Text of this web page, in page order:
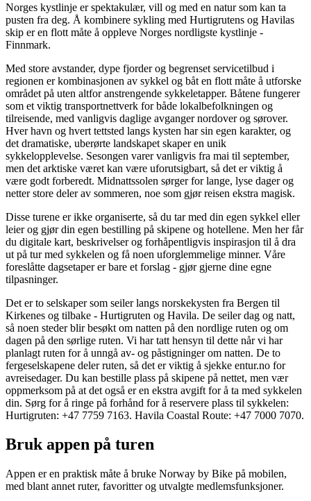
Norges kystlinje er spektakulær, vill og med en natur som kan ta
pusten fra deg. Å kombinere sykling med Hurtigrutens og Havilas
skip er en flott måte å oppleve Norges nordligste kystlinje -
Finnmark.
Med store avstander, dype fjorder og begrenset servicetilbud i
regionen er kombinasjonen av sykkel og båt en flott måte å utforske
området på uten altfor anstrengende sykkeletapper. Båtene fungerer
som et viktig transportnettverk for både lokalbefolkningen og
tilreisende, med vanligvis daglige avganger nordover og sørover.
Hver havn og hvert tettsted langs kysten har sin egen karakter, og
det dramatiske, uberørte landskapet skaper en unik
sykkelopplevelse. Sesongen varer vanligvis fra mai til september,
men det arktiske været kan være uforutsigbart, så det er viktig å
være godt forberedt. Midnattssolen sørger for lange, lyse dager og
netter store deler av sommeren, noe som gjør reisen ekstra magisk.
Disse turene er ikke organiserte, så du tar med din egen sykkel eller
leier og gjør din egen bestilling på skipene og hotellene. Men her får
du digitale kart, beskrivelser og forhåpentligvis inspirasjon til å dra
ut på tur med sykkelen og få noen uforglemmelige minner. Våre
foreslåtte dagsetaper er bare et forslag - gjør gjerne dine egne
tilpasninger.
Det er to selskaper som seiler langs norskekysten fra Bergen til
Kirkenes og tilbake - Hurtigruten og Havila. De seiler dag og natt,
så noen steder blir besøkt om natten på den nordlige ruten og om
dagen på den sørlige ruten. Vi har tatt hensyn til dette når vi har
planlagt ruten for å unngå av- og påstigninger om natten. De to
fergeselskapene deler ruten, så det er viktig å sjekke entur.no for
avreisedager. Du kan bestille plass på skipene på nettet, men vær
oppmerksom på at det også er en ekstra avgift for å ta med sykkelen
din. Sørg for å ringe på forhånd for å reservere plass til sykkelen:
Hurtigruten: +47 7759 7163. Havila Coastal Route: +47 7000 7070.
Bruk appen på turen
Appen er en praktisk måte å bruke Norway by Bike på mobilen,
med blant annet ruter, favoritter og utvalgte medlemsfunksjoner.